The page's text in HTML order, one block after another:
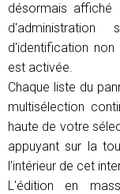
désormais affiché
d'identification
est activée.
Chaque liste du
multisélection
haute de votre
appuyant sur la
l’intérieur de cet
L'édition en